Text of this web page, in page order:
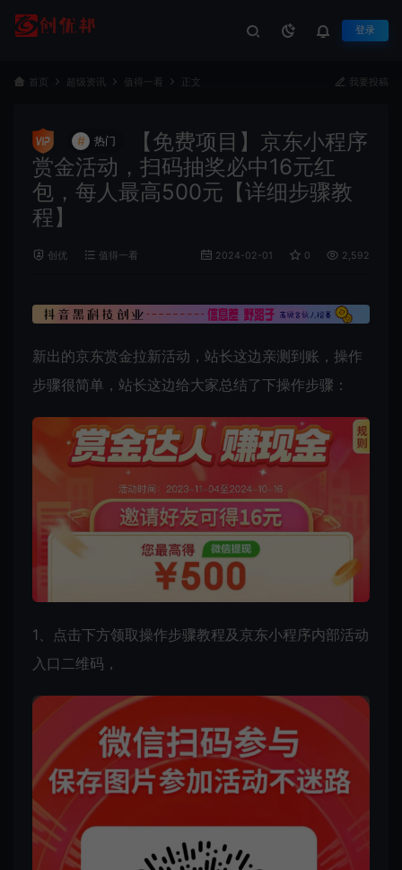
登录
首页 超级资讯 值得一看 正文 我要投稿
# 热门
【免费项目】京东小程序
赏金活动，扫码抽奖必中16元红
包，每人最高500元【详细步骤教
程】
创优 值得一看 2024-02-01 0 2,592
新出的京东赏金拉新活动，站长这边亲测到账，操作
步骤很简单，站长这边给大家总结了下操作步骤：
1、点击下方领取操作步骤教程及京东小程序内部活动
入口二维码，